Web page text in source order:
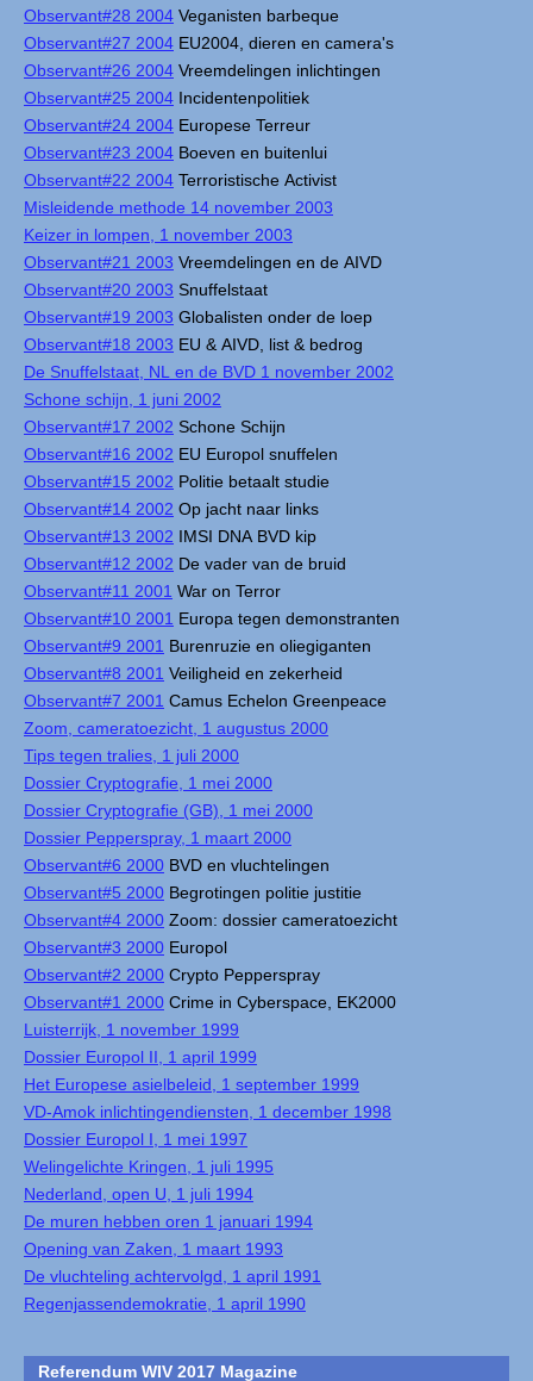
Observant#28 2004 Veganisten barbeque
Observant#27 2004 EU2004, dieren en camera's
Observant#26 2004 Vreemdelingen inlichtingen
Observant#25 2004 Incidentenpolitiek
Observant#24 2004 Europese Terreur
Observant#23 2004 Boeven en buitenlui
Observant#22 2004 Terroristische Activist
Misleidende methode 14 november 2003
Keizer in lompen, 1 november 2003
Observant#21 2003 Vreemdelingen en de AIVD
Observant#20 2003 Snuffelstaat
Observant#19 2003 Globalisten onder de loep
Observant#18 2003 EU & AIVD, list & bedrog
De Snuffelstaat, NL en de BVD 1 november 2002
Schone schijn, 1 juni 2002
Observant#17 2002 Schone Schijn
Observant#16 2002 EU Europol snuffelen
Observant#15 2002 Politie betaalt studie
Observant#14 2002 Op jacht naar links
Observant#13 2002 IMSI DNA BVD kip
Observant#12 2002 De vader van de bruid
Observant#11 2001 War on Terror
Observant#10 2001 Europa tegen demonstranten
Observant#9 2001 Burenruzie en oliegiganten
Observant#8 2001 Veiligheid en zekerheid
Observant#7 2001 Camus Echelon Greenpeace
Zoom, cameratoezicht, 1 augustus 2000
Tips tegen tralies, 1 juli 2000
Dossier Cryptografie, 1 mei 2000
Dossier Cryptografie (GB), 1 mei 2000
Dossier Pepperspray, 1 maart 2000
Observant#6 2000 BVD en vluchtelingen
Observant#5 2000 Begrotingen politie justitie
Observant#4 2000 Zoom: dossier cameratoezicht
Observant#3 2000 Europol
Observant#2 2000 Crypto Pepperspray
Observant#1 2000 Crime in Cyberspace, EK2000
Luisterrijk, 1 november 1999
Dossier Europol II, 1 april 1999
Het Europese asielbeleid, 1 september 1999
VD-Amok inlichtingendiensten, 1 december 1998
Dossier Europol I, 1 mei 1997
Welingelichte Kringen, 1 juli 1995
Nederland, open U, 1 juli 1994
De muren hebben oren 1 januari 1994
Opening van Zaken, 1 maart 1993
De vluchteling achtervolgd, 1 april 1991
Regenjassendemokratie, 1 april 1990
Referendum WIV 2017 Magazine